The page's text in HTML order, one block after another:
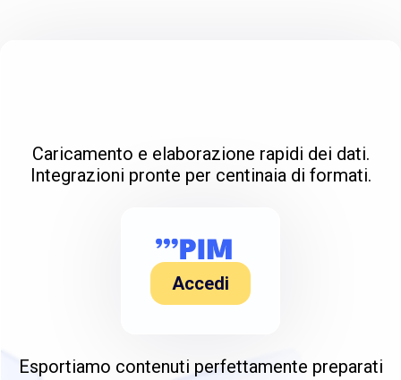
Caricamento e elaborazione rapidi dei dati.
Integrazioni pronte per centinaia di formati.
Accedi
Esportiamo contenuti perfettamente preparati